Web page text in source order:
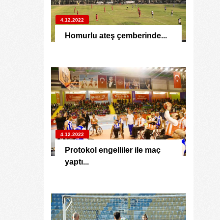
4.12.2022
Homurlu ateş çemberinde...
4.12.2022
Protokol engelliler ile maç
yaptı...